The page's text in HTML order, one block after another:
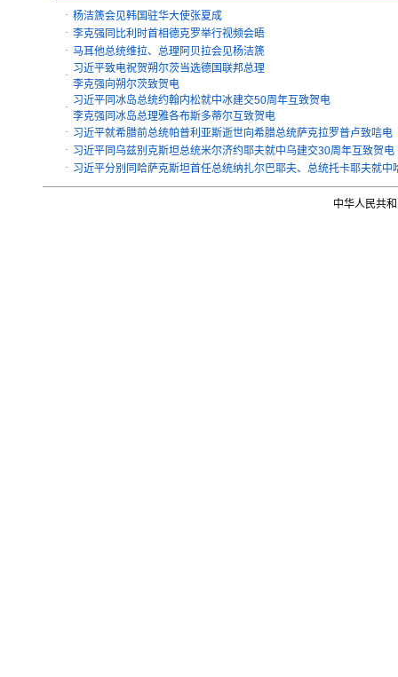
· 杨洁篪会见韩国驻华大使张夏成
· 李克强同比利时首相德克罗举行视频会晤
· 马耳他总统维拉、总理阿贝拉会见杨洁篪
·
习近平致电祝贺朔尔茨当选德国联邦总理
李克强向朔尔茨致贺电
·
习近平同冰岛总统约翰内松就中冰建交50周年互致贺电
李克强同冰岛总理雅各布斯多蒂尔互致贺电
· 习近平就希腊前总统帕普利亚斯逝世向希腊总统萨克拉罗普卢致唁电
· 习近平同乌兹别克斯坦总统米尔济约耶夫就中乌建交30周年互致贺电
· 习近平分别同哈萨克斯坦首任总统纳扎尔巴耶夫、总统托卡耶夫就中
中华人民共